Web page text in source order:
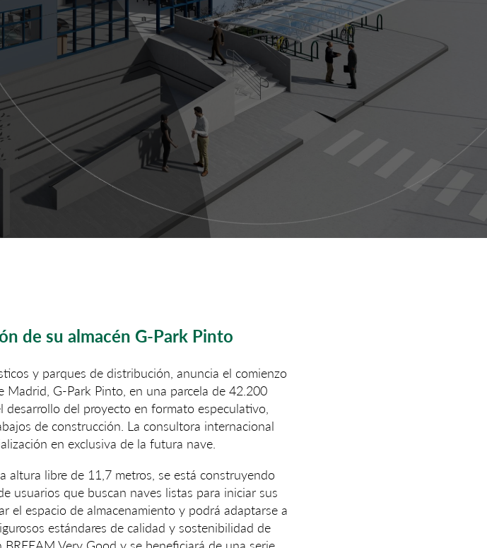
de su almacén G-Park Pinto
y parques de distribución, anuncia el comienzo
G-Park Pinto, en una parcela de 42.200
desarrollo del proyecto en formato especulativo,
de construcción. La consultora internacional
en exclusiva de la futura nave.
altura libre de 11,7 metros, se está construyendo
usuarios que buscan naves listas para iniciar sus
el espacio de almacenamiento y podrá adaptarse a
estándares de calidad y sostenibilidad de